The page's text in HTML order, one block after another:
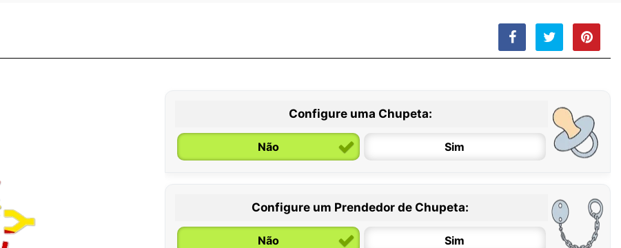
Configure uma Chupeta:
Não Sim
0 / 6 meses
Configure um Prendedor de Chupeta:
Não Sim